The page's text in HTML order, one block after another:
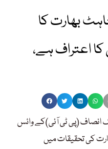
بھارت کا
اعتراف ہے،
انصاف (پی ٹی آئی)کے وائس
کی تحقیقات میں